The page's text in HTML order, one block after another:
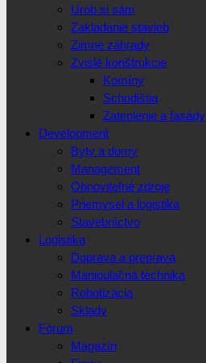
Urob si sám
Zakladanie stavieb
Zimné záhrady
Zvislé konštrukcie
Komíny
Schodištia
Zateplenie a fasády
Development
Byty a domy
Management
Obnoviteľné zdroje
Priemysel a logistika
Stavebníctvo
Logistika
Doprava a preprava
Manipulačná technika
Robotizácia
Sklady
Fórum
Magazín